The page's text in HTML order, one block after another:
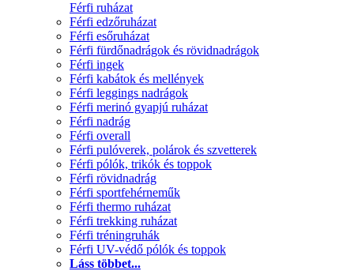
Férfi ruházat
Férfi edzőruházat
Férfi esőruházat
Férfi fürdőnadrágok és rövidnadrágok
Férfi ingek
Férfi kabátok és mellények
Férfi leggings nadrágok
Férfi merinó gyapjú ruházat
Férfi nadrág
Férfi overall
Férfi pulóverek, polárok és szvetterek
Férfi pólók, trikók és toppok
Férfi rövidnadrág
Férfi sportfehérneműk
Férfi thermo ruházat
Férfi trekking ruházat
Férfi tréningruhák
Férfi UV-védő pólók és toppok
Láss többet...